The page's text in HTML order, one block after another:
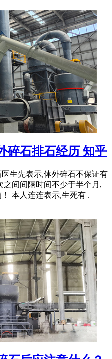
碎石排石经历 知乎
生先表示,体外碎石不保证有
之间间隔时间不少于半个月,
本人连连表示,生死有 .